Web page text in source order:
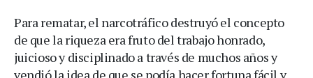
Para rematar, el narcotráfico destruyó el concepto
de que la riqueza era fruto del trabajo honrado,
juicioso y disciplinado a través de muchos años y
vendió la idea de que se podía hacer fortuna fácil y